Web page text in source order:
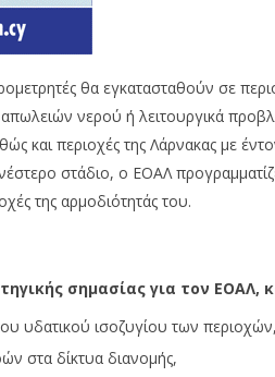
θα εγκατασταθούν σε
νερού ή λειτουργικά
και περιοχές της Λάρνακας με
στάδιο, ο ΕΟΑΛ
της αρμοδιότητάς του.
σημασίας για τον ΕΟΑΛ,
υδατικού ισοζυγίου των περιοχών,
στα δίκτυα διανομής,